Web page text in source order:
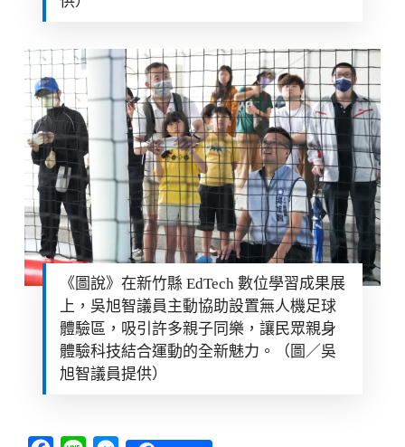
《圖說》在新竹縣 EdTech 數位學習成果展
上，吳旭智議員主動協助設置無人機足球
體驗區，吸引許多親子同樂，讓民眾親身
體驗科技結合運動的全新魅力。（圖／吳
旭智議員提供）